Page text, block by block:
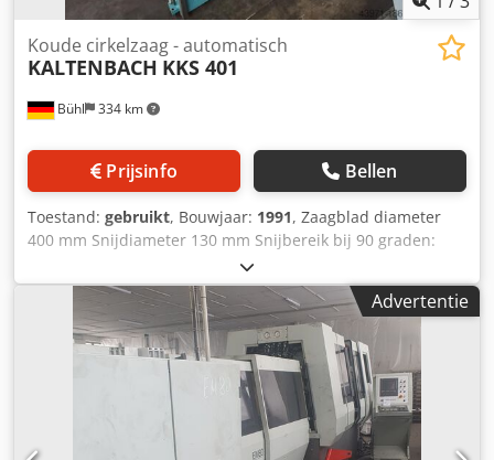
Bühl 334 km
Koude cirkelzaag - automatisch
KALTENBACH KKS 401
Prijsinfo Bellen
Toestand: gebruikt, Bouwjaar: 1991, Zaagblad diameter
400 mm Snijdiameter 130 mm Snijbereik bij 90 graden:
vierkant 120 x 120 mm Snijbereik bij 90 graden: plat 220 x
80 mm Aanschuiflengte 600 mm Aanschuiflengte
meervoudig 1800 mm Csdpfx Absv Hhrveljrf Snijsnelheid
10/13/15/20/26/30 m/min Verstekzaagsneden -/+ graden 60
Totale vermogensbehoefte 5,5 kW Machinegewicht ca. 1,8 t
Afmetingen van de machine (L x B x H) 2,60 x 1,21 x 1,98 m
- met verstekinstelling +/- 60° met digitale uitlezing -
Toebehoren: fabrieksnieuw zaagblad 400 mmø,
koelmiddelinstallatie
Advertentie